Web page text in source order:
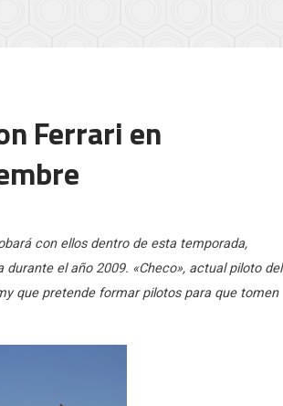
Ferrari en
con ellos dentro de esta temporada,
el año 2009. «Checo», actual piloto del
que pretende formar pilotos para que tomen